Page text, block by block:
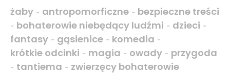
żaby - antropomorficzne - bezpieczne treści
- bohaterowie niebędący ludźmi - dzieci -
fantasy - gąsienice - komedia -
krótkie odcinki - magia - owady - przygoda
- tantiema - zwierzęcy bohaterowie